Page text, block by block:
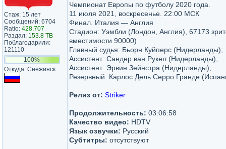
Стаж: 15 лет
Сообщений: 6704
Ratio: 428.707
Раздал: 153.8 TB
Поблагодарили:
121110
100%
Откуда: Снежинск
Чемпионат Европы по футболу 2020 года.
11 июля 2021, воскресенье. 22:00 МСК
Финал. Италия — Англия
Стадион: Уэмбли (Лондон, Англия), 67173
вместимости 90000)
Главный судья: Бьорн Куйперс (Нидерланды);
Ассистент: Сандер ван Рукел (Нидерланды);
Ассистент: Эрвин Зейнстра (Нидерланды);
Резервный: Карлос Дель Серро Гранде
Релиз от: Striker
Продолжительность: 03:06:58
Качество видео: HDTV
Язык озвучки: Русский
Субтитры: отсутствуют